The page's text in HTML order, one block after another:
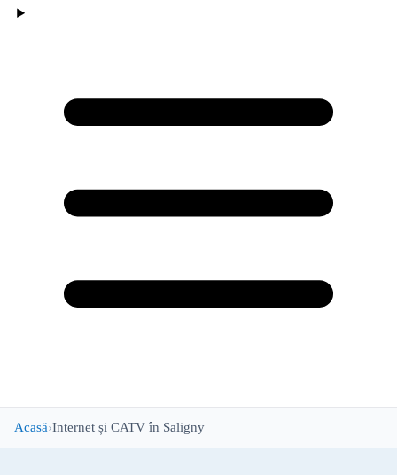
Acasă Internet și CATV în Saligny